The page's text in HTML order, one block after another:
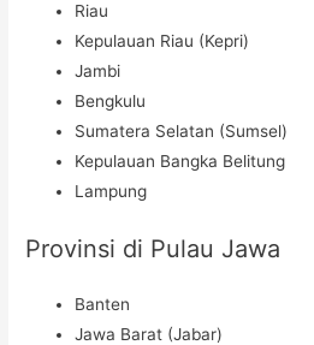
Riau
Kepulauan Riau (Kepri)
Jambi
Bengkulu
Sumatera Selatan (Sumsel)
Kepulauan Bangka Belitung
Lampung
Provinsi di Pulau Jawa
Banten
Jawa Barat (Jabar)